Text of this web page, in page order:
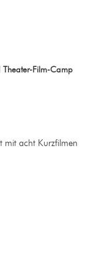
Theater-Film-Camp
mit acht Kurzfilmen